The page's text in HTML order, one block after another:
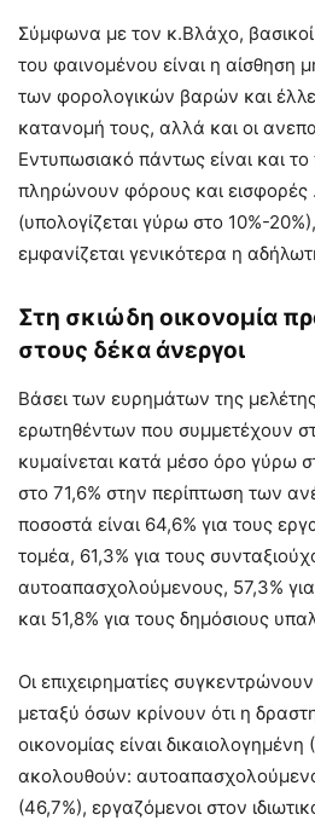
Σύμφωνα με τον κ.Βλάχο,
του φαινομένου είναι η αίσθηση
των φορολογικών βαρών και
κατανομή τους, αλλά και οι
Εντυπωσιακό πάντως είναι και
πληρώνουν φόρους και εισφορές
(υπολογίζεται γύρω στο 10%-
εμφανίζεται γενικότερα η
Στη σκιώδη οικονομία
στους δέκα άνεργοι
Βάσει των ευρημάτων της
ερωτηθέντων που συμμετέχουν
κυμαίνεται κατά μέσο όρο γύρω
στο 71,6% στην περίπτωση των
ποσοστά είναι 64,6% για τους
τομέα, 61,3% για τους
αυτοαπασχολούμενους, 57,3% για
και 51,8% για τους δημόσιους
Οι επιχειρηματίες
μεταξύ όσων κρίνουν ότι η
οικονομίας είναι
ακολουθούν:
(46,7%), εργαζόμενοι στον